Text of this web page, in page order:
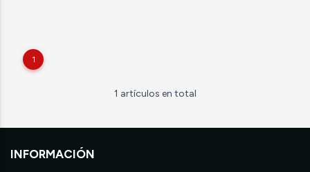
1
1 artículos en total
INFORMACIÓN